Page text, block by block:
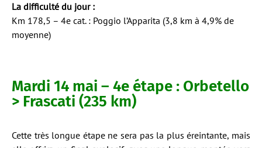
La difficulté du jour :
Km 178,5 – 4e cat. : Poggio l’Apparita (3,8 km à 4,9% de
moyenne)
Mardi 14 mai – 4e étape : Orbetello
> Frascati (235 km)
Cette très longue étape ne sera pas la plus éreintante, mais